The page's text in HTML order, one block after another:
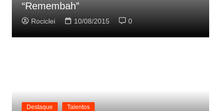
“Remembah”
Rociclei 10/08/2015 0
Destaque Talentos